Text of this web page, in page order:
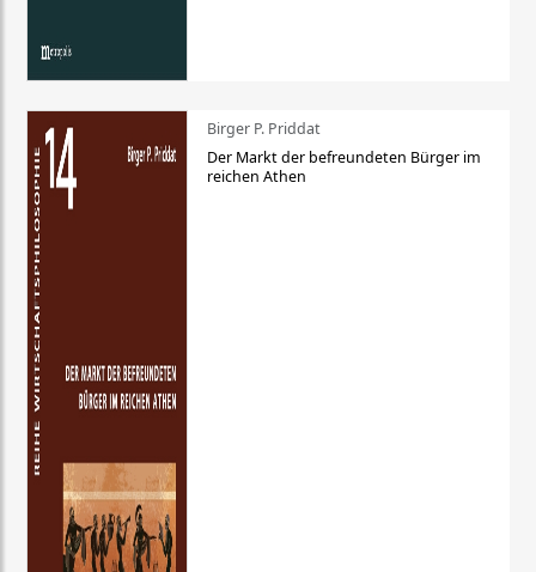
Birger P. Priddat
Der Markt der befreundeten Bürger im
reichen Athen